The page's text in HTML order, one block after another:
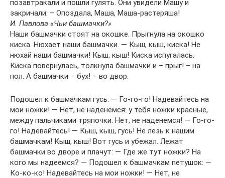
позавтракали и пошли гулять. Они увидели Машу и
закричали: – Опоздала, Маша, Маша-растеряша!
И. Павлова «Чьи башмачки?»
Наши башмачки стоят на окошке. Прыгнула на окошко
киска. Нюхает наши башмачки. — Кыш, кыш, киска! Не
нюхай наши башмачки! Кыш, кыш! Киска испугалась.
Киска повернулась, толкнула башмачки и – прыг! – на
пол. А башмачки – бух! – во двор.
Подошел к башмачкам гусь: — Го-го-го! Надевайтесь на
мои ножки! — Нет, не наденемся: у тебя ножки красные,
между пальчиками тряпочки. Нет, не наденемся! — Го-го-
го! Надевайтесь! — Кыш, кыш, гусь! Не лезь к нашим
башмачкам! Кыш, кыш! Вот гусь и убежал. Лежат
башмачки во дворе и плачут: — Где же тут ножки? На
кого мы надеемся? — Подошел к башмачкам петушок: —
Ко-ко-ко! Надевайтесь на мои ножки! — Нет, не